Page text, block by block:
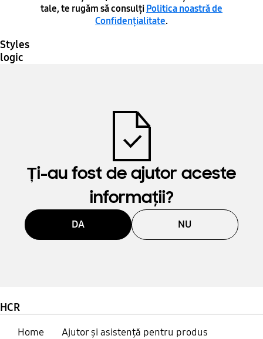
tale, te rugăm să consulți Politica noastră de
Confidențialitate.
Styles
logic
Ți-au fost de ajutor aceste
informaţii?
DA NU
HCR
Home
Ajutor și asistență pentru produs